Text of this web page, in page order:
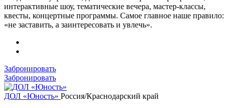
интерактивные шоу, тематические вечера, мастер-классы,
квесты, концертные программы. Самое главное наше правило:
«не заставить, а заинтересовать и увлечь».
Забронировать
Забронировать
ДОЛ «Юность» Россия/Краснодарский край